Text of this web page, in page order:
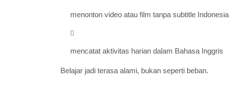
menonton video atau film tanpa subtitle Indonesia
mencatat aktivitas harian dalam Bahasa Inggris
Belajar jadi terasa alami, bukan seperti beban.